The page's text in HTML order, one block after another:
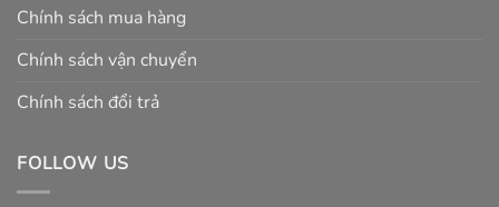
Chính sách mua hàng
Chính sách vận chuyển
Chính sách đổi trả
FOLLOW US